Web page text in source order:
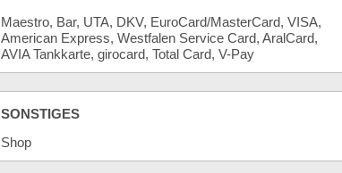
Maestro, Bar, UTA, DKV, EuroCard/MasterCard, VISA,
American Express, Westfalen Service Card, AralCard,
AVIA Tankkarte, girocard, Total Card, V-Pay
SONSTIGES
Shop